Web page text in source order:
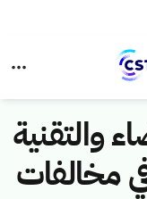
والتقنية
مخالفات